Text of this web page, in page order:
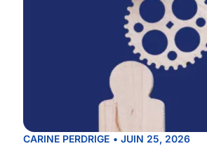
CARINE PERDRIGE • JUIN 25, 2026